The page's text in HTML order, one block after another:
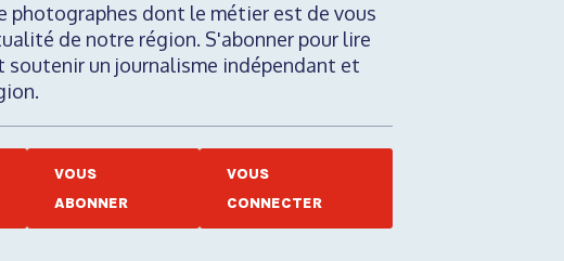
photographes dont le métier est de vous
de notre région. S'abonner pour lire
soutenir un journalisme indépendant et
VOUS
ABONNER
VOUS
CONNECTER